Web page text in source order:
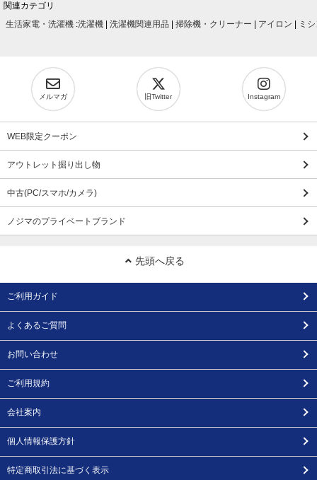
関連カテゴリ
生活家電・洗濯機 :洗濯機 洗濯機関連用品 掃除機・クリーナー アイロン ミ
メルマガ 旧Twitter Instagram
WEB限定クーポン
アウトレット掘り出し物
中古(PC/スマホ/カメラ)
ノジマのプライベートブランド
先頭へ戻る
ご利用ガイド
よくあるご質問
お問い合わせ
ご利用規約
会社案内
個人情報保護方針
特定商取引法に基づく表示